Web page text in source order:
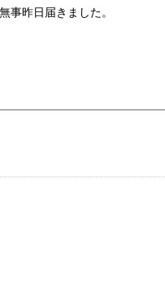
事昨日届きました。